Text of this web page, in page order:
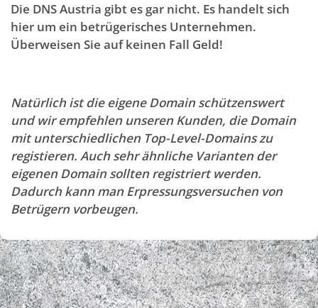
Die DNS Austria gibt es gar nicht. Es handelt sich
hier um ein betrügerisches Unternehmen.
Überweisen Sie auf keinen Fall Geld!
Natürlich ist die eigene Domain schützenswert
und wir empfehlen unseren Kunden, die Domain
mit unterschiedlichen Top-Level-Domains zu
registieren. Auch sehr ähnliche Varianten der
eigenen Domain sollten registriert werden.
Dadurch kann man Erpressungsversuchen von
Betrügern vorbeugen.